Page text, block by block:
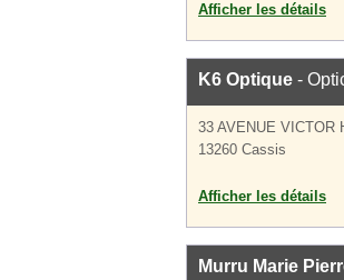
Afficher les détails
K6 Optique -
33 AVENUE VICTOR
13260 Cassis
Afficher les détails
Murru Marie